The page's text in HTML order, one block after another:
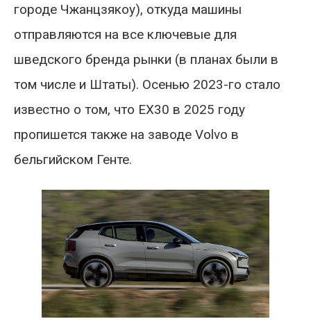
городе Чжанцзякоу), откуда машины
отправляются на все ключевые для
шведского бренда рынки (в планах были в
том числе и Штаты). Осенью 2023-го стало
известно о том, что EX30 в 2025 году
пропишется также на заводе Volvo в
бельгийском Генте.